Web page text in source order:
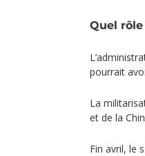
Quel
pourrait
La
et de la
Fin avril, le